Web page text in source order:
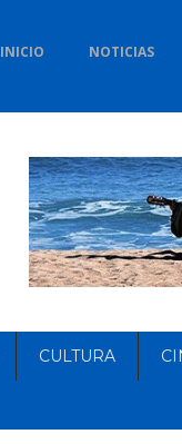
INICIO NOTICIAS
CULTURA